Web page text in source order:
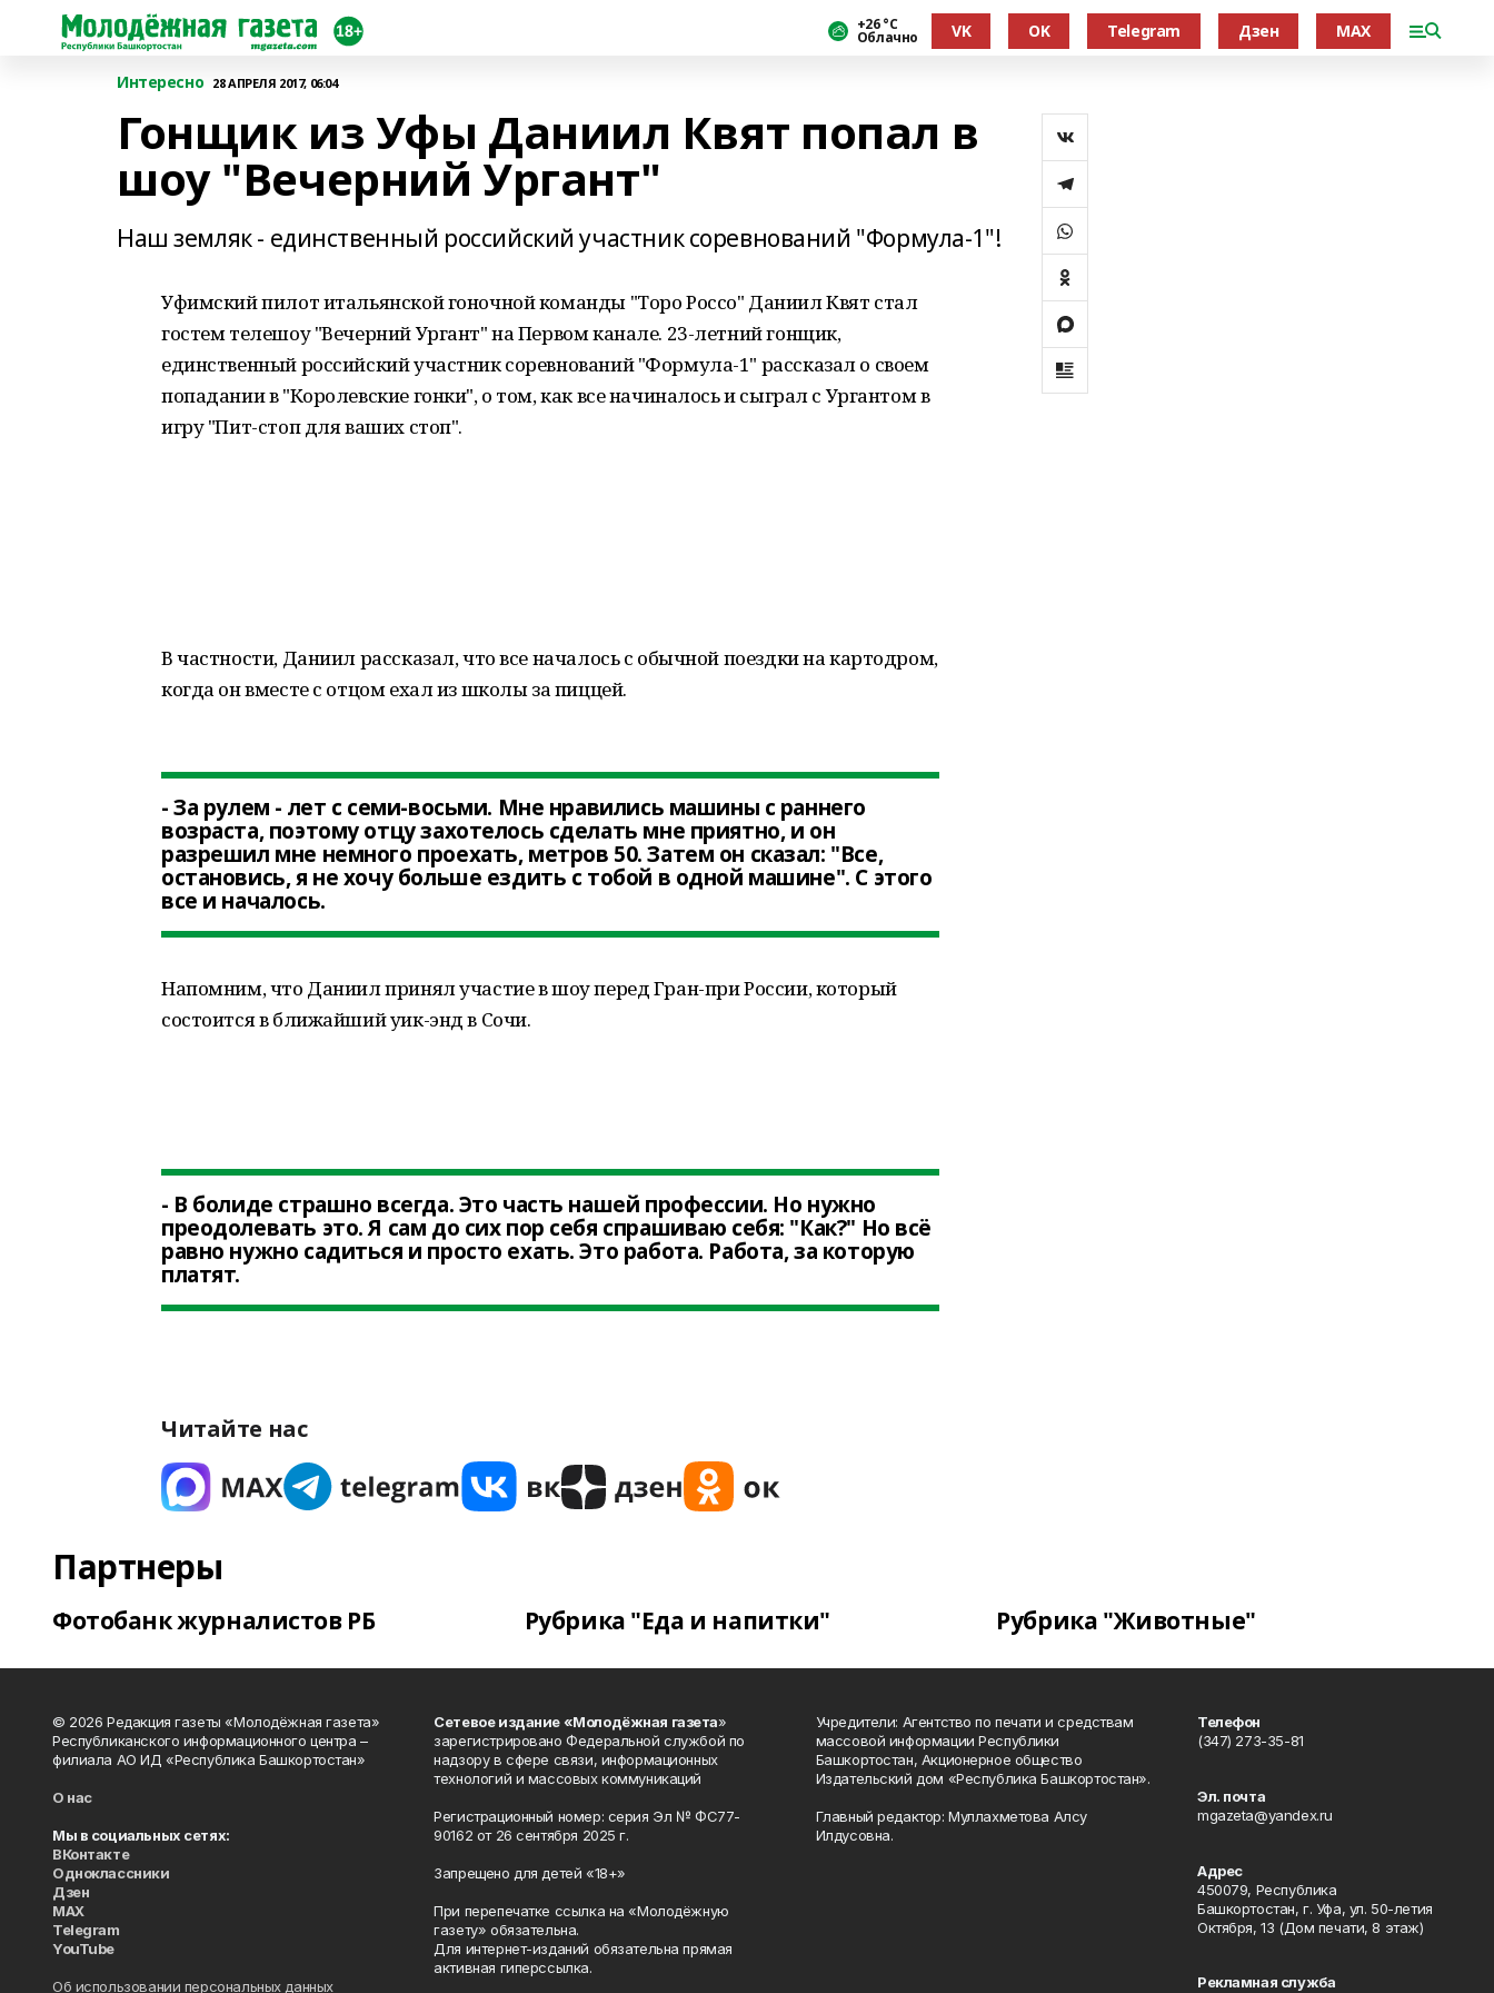
+26 °С
Облачно VK OK Telegram Дзен MAX
Интересно 28 АПРЕЛЯ 2017, 06:04
Гонщик из Уфы Даниил Квят попал в
шоу "Вечерний Ургант"
Наш земляк - единственный российский участник соревнований "Формула-1"!
Уфимский пилот итальянской гоночной команды "Торо Россо" Даниил Квят стал
гостем телешоу "Вечерний Ургант" на Первом канале. 23-летний гонщик,
единственный российский участник соревнований "Формула-1" рассказал о своем
попадании в "Королевские гонки", о том, как все начиналось и сыграл с Ургантом в
игру "Пит-стоп для ваших стоп".
В частности, Даниил рассказал, что все началось с обычной поездки на картодром,
когда он вместе с отцом ехал из школы за пиццей.
- За рулем - лет с семи-восьми. Мне нравились машины с раннего
возраста, поэтому отцу захотелось сделать мне приятно, и он
разрешил мне немного проехать, метров 50. Затем он сказал: "Все,
остановись, я не хочу больше ездить с тобой в одной машине". С этого
все и началось.
Напомним, что Даниил принял участие в шоу перед Гран-при России, который
состоится в ближайший уик-энд в Сочи.
- В болиде страшно всегда. Это часть нашей профессии. Но нужно
преодолевать это. Я сам до сих пор себя спрашиваю себя: "Как?" Но всё
равно нужно садиться и просто ехать. Это работа. Работа, за которую
платят.
Читайте нас
Партнеры
Фотобанк журналистов РБ Рубрика "Еда и напитки" Рубрика "Животные"
© 2026 Редакция газеты «Молодёжная газета»
Республиканского информационного центра –
филиала АО ИД «Республика Башкортостан»
О нас
Мы в социальных сетях:
ВКонтакте
Одноклассники
Дзен
MAX
Telegram
YouTube
Об использовании персональных данных
Сетевое издание «Молодёжная газета»
зарегистрировано Федеральной службой по
надзору в сфере связи, информационных
технологий и массовых коммуникаций
Регистрационный номер: серия Эл № ФС77-
90162 от 26 сентября 2025 г.
Запрещено для детей «18+»
При перепечатке ссылка на «Молодёжную
газету» обязательна.
Для интернет-изданий обязательна прямая
активная гиперссылка.
Учредители: Агентство по печати и средствам
массовой информации Республики
Башкортостан, Акционерное общество
Издательский дом «Республика Башкортостан».
Главный редактор: Муллахметова Алсу
Илдусовна.
Телефон
(347) 273-35-81
Эл. почта
mgazeta@yandex.ru
Адрес
450079, Республика
Башкортостан, г. Уфа, ул. 50-летия
Октября, 13 (Дом печати, 8 этаж)
Рекламная служба